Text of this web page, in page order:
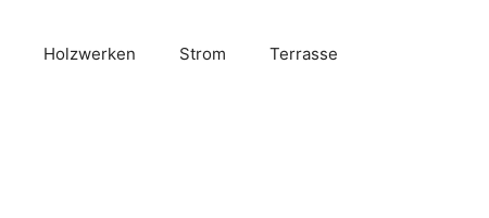
Holzwerken Strom Terrasse